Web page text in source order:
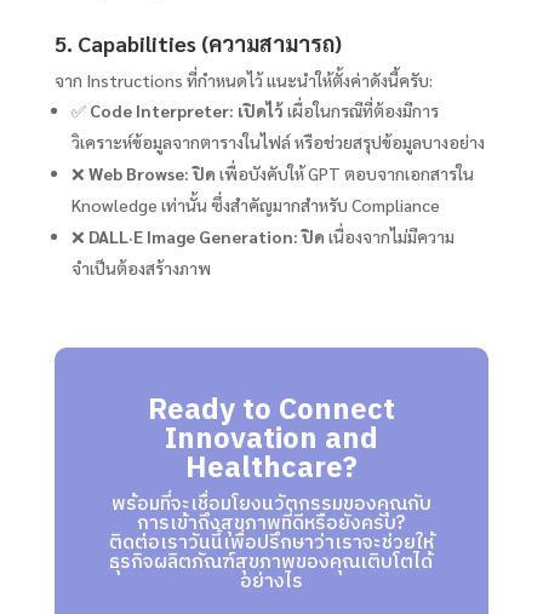
5. Capabilities (ความสามารถ)
จาก Instructions ที่กำหนดไว้ แนะนำให้ตั้งค่าดังนี้ครับ:
✅ Code Interpreter: เปิดไว้เผื่อในกรณีที่ต้องมีการ
วิเคราะห์ข้อมูลจากตารางในไฟล์ หรือช่วยสรุปข้อมูลบางอย่าง
❌ Web Browse: ปิด เพื่อบังคับให้ GPT ตอบจากเอกสารใน
Knowledge เท่านั้น ซึ่งสำคัญมากสำหรับ Compliance
❌ DALL·E Image Generation: ปิด เนื่องจากไม่มีความ
จำเป็นต้องสร้างภาพ
Ready to Connect
Innovation and
Healthcare?
พร้อมที่จะเชื่อมโยงนวัตกรรมของคุณกับ
การเข้าถึงสุขภาพที่ดีหรือยังครับ?
ติดต่อเราวันนี้เพื่อปรึกษาว่าเราจะช่วยให้
ธุรกิจผลิตภัณฑ์สุขภาพของคุณเติบโตได้
อย่างไร